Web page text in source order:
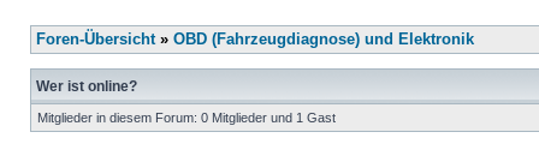
Foren-Übersicht» OBD (Fahrzeugdiagnose) und Elektronik
Wer ist online?
Mitglieder in diesem Forum: 0 Mitglieder und 1 Gast